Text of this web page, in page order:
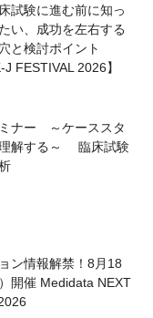
試験に進む前に知っ
い、成功を左右する
と検討ポイント
J FESTIVAL 2026】
ナー ～ケーススタ
解する～ 臨床試験
ン情報解禁！8月18
開催 Medidata NEXT